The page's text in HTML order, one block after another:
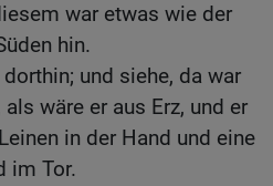
war etwas wie der
hin.
und siehe, da war
wäre er aus Erz, und er
in der Hand und eine
im Tor.